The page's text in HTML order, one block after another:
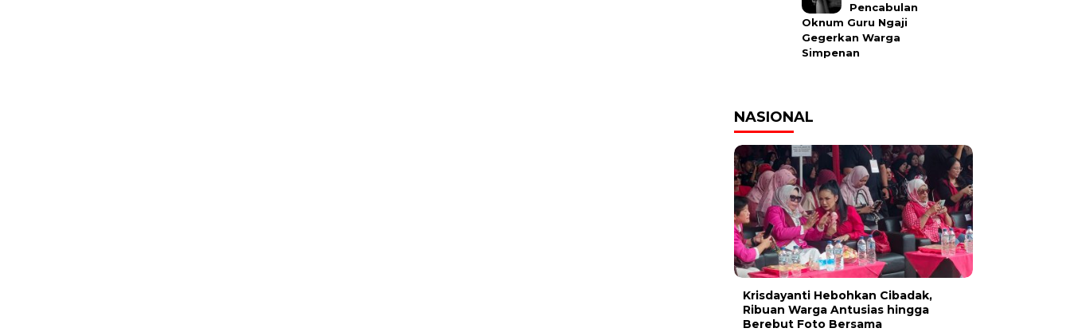
Pencabulan
Oknum Guru Ngaji
Gegerkan Warga
Simpenan
NASIONAL
Krisdayanti Hebohkan Cibadak,
Ribuan Warga Antusias hingga
Berebut Foto Bersama